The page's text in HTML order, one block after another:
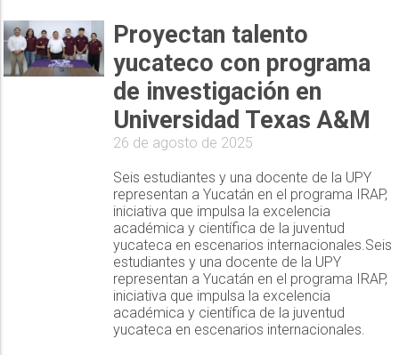
Proyectan talento
yucateco con programa
de investigación en
Universidad Texas A&M
26 de agosto de 2025
Seis estudiantes y una docente de la UPY
representan a Yucatán en el programa IRAP,
iniciativa que impulsa la excelencia
académica y científica de la juventud
yucateca en escenarios internacionales.Seis
estudiantes y una docente de la UPY
representan a Yucatán en el programa IRAP,
iniciativa que impulsa la excelencia
académica y científica de la juventud
yucateca en escenarios internacionales.